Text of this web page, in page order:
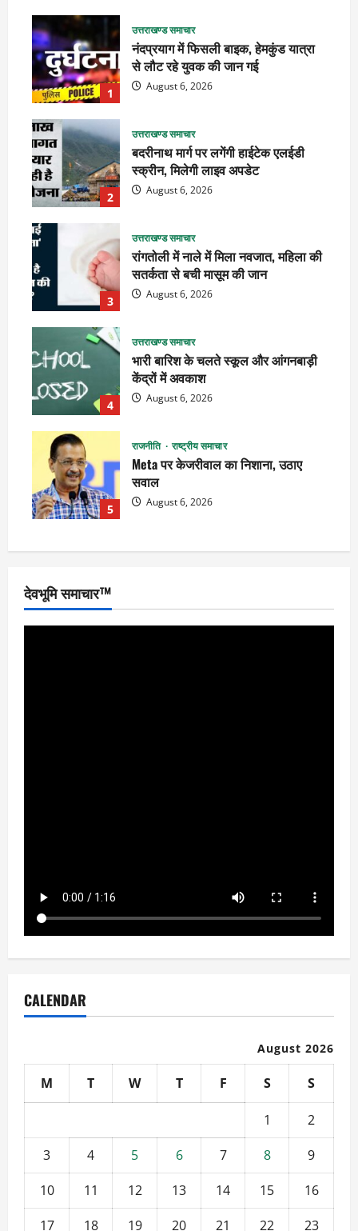
1
उत्तराखण्ड समाचार
नंदप्रयाग में फिसली बाइक, हेमकुंड यात्रा
से लौट रहे युवक की जान गई
August 6, 2026
2
उत्तराखण्ड समाचार
बदरीनाथ मार्ग पर लगेंगी हाईटेक एलईडी
स्क्रीन, मिलेगी लाइव अपडेट
August 6, 2026
3
उत्तराखण्ड समाचार
रांगतोली में नाले में मिला नवजात, महिला की
सतर्कता से बची मासूम की जान
August 6, 2026
4
उत्तराखण्ड समाचार
भारी बारिश के चलते स्कूल और आंगनबाड़ी
केंद्रों में अवकाश
August 6, 2026
5
राजनीति राष्ट्रीय समाचार
Meta पर केजरीवाल का निशाना, उठाए
सवाल
August 6, 2026
देवभूमि समाचार™
CALENDAR
August 2026
M T W T F S S
1
2
3
4 5 6 7 8
9
10
11 12 13 14 15
16
17
18 19 20 21 22
23